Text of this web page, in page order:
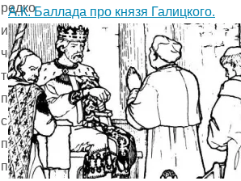
редко
интересуются
чем-
то,
помимо
своих
примитивных
потребностей.
А.К. Баллада про князя Галицкого.